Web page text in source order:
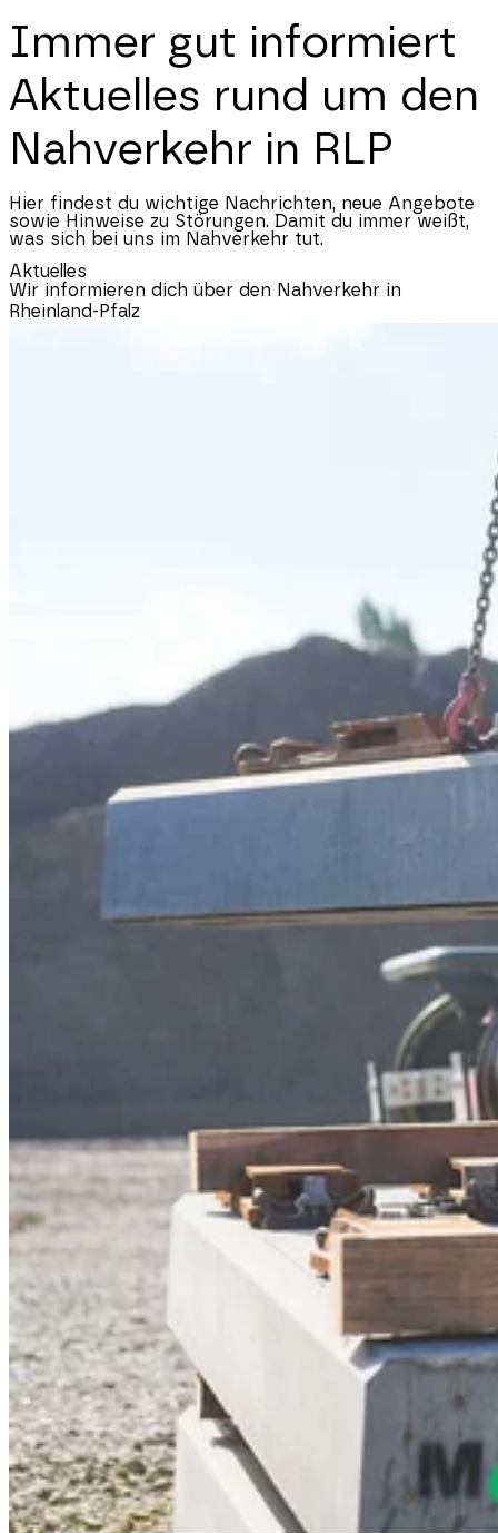
Immer gut informiert
Aktuelles rund um den
Nahverkehr in RLP
Hier findest du wichtige Nachrichten, neue Angebote
sowie Hinweise zu Störungen. Damit du immer weißt,
was sich bei uns im Nahverkehr tut.
Aktuelles
Wir informieren dich über den Nahverkehr in
Rheinland-Pfalz